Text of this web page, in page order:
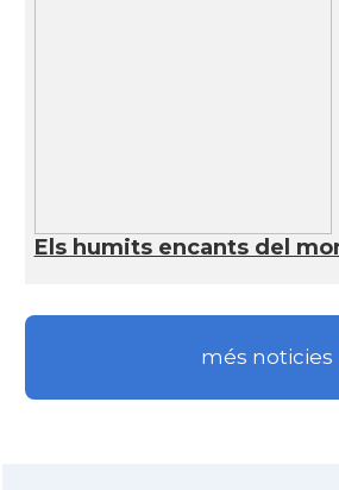
Els humits encants del
més noticies